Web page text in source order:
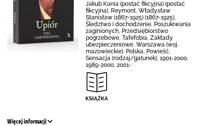
Jakub Kania (postać fikcyjna) (postać
fikcyjna), Reymont, Władysław
Stanisław (1867-1925) (1867-1925),
Śledztwo i dochodzenie, Poszukiwania
zaginionych, Przedsiębiorstwo
pogrzebowe, Tafefobia, Zakłady
ubezpieczeniowe, Warszawa (woj.
mazowieckie), Polska, Powieść,
Sensacja (rodzaj/gatunek), 1901-2000,
1989-2000, 2001-
Więcej informacji